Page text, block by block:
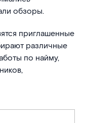
обзоры.
приглашенные
различные
по найму,